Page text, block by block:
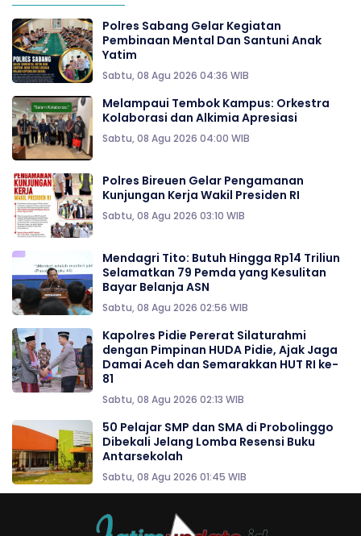
Polres Sabang Gelar Kegiatan
Pembinaan Mental Dan Santuni Anak
Yatim
Sabtu, 08 Agu 2026 04:36 WIB
Melampaui Tembok Kampus: Orkestra
Kolaborasi dan Alkimia Apresiasi
Sabtu, 08 Agu 2026 04:00 WIB
Polres Bireuen Gelar Pengamanan
Kunjungan Kerja Wakil Presiden RI
Sabtu, 08 Agu 2026 03:10 WIB
Mendagri Tito: Butuh Hingga Rp14 Triliun
Selamatkan 79 Pemda yang Kesulitan
Bayar Belanja ASN
Sabtu, 08 Agu 2026 02:56 WIB
‎‎Kapolres Pidie Pererat Silaturahmi
dengan Pimpinan HUDA Pidie, Ajak Jaga
Damai Aceh dan Semarakkan HUT RI ke-
81
Sabtu, 08 Agu 2026 02:13 WIB
50 Pelajar SMP dan SMA di Probolinggo
Dibekali Jelang Lomba Resensi Buku
Antarsekolah
Sabtu, 08 Agu 2026 01:45 WIB